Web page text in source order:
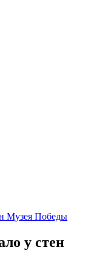
Музея Победы
у стен